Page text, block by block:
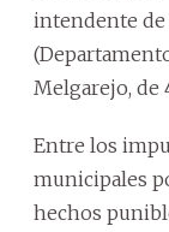
intendente de
Melgarejo, de
Entre los
municipales
hechos